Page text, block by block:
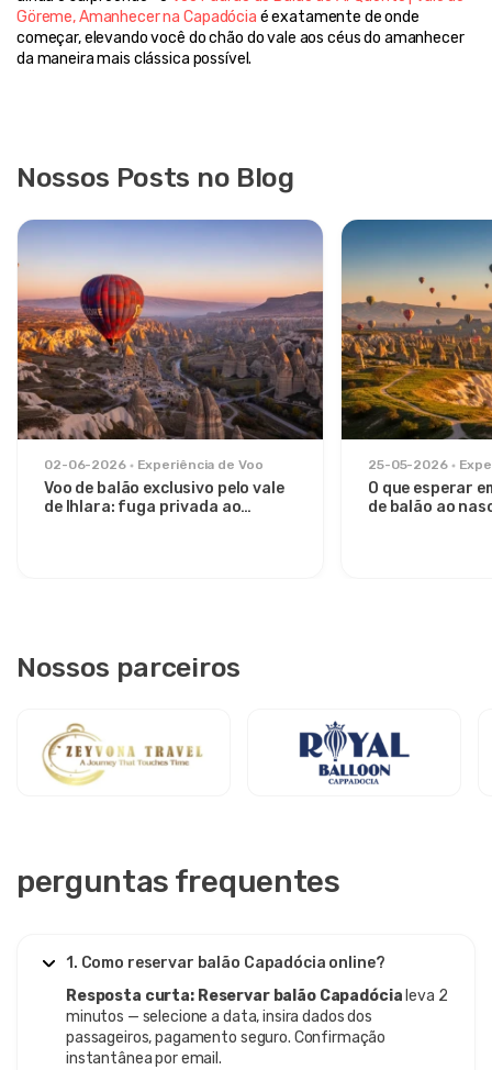
Göreme, Amanhecer na Capadócia é exatamente de onde
começar, elevando você do chão do vale aos céus do amanhecer
da maneira mais clássica possível.
Nossos Posts no Blog
02-06-2026 Experiência de Voo
Voo de balão exclusivo pelo vale
de Ihlara: fuga privada ao
25-05-2026
O que esperar
de balão ao
Nossos parceiros
perguntas frequentes
1. Como reservar balão Capadócia online?
Resposta curta: Reservar balão Capadócia leva 2
minutos — selecione a data, insira dados dos
passageiros, pagamento seguro. Confirmação
instantânea por email.